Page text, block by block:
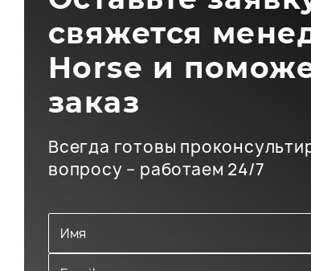
свяжется
Horse и
заказ
Всегда готовы
вопросу – работаем 24/7